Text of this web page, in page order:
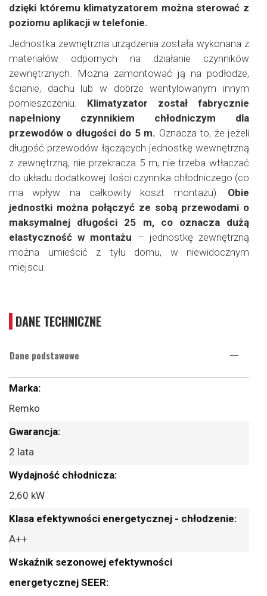
dzięki któremu klimatyzatorem można sterować z
poziomu aplikacji w telefonie.
Jednostka zewnętrzna urządzenia została wykonana z
materiałów odpornych na działanie czynników
zewnętrznych. Można zamontować ją na podłodze,
ścianie, dachu lub w dobrze wentylowanym innym
pomieszczeniu. Klimatyzator został fabrycznie
napełniony czynnikiem chłodniczym dla
przewodów o długości do 5 m. Oznacza to, że jeżeli
długość przewodów łączących jednostkę wewnętrzną
z zewnętrzną, nie przekracza 5 m, nie trzeba wtłaczać
do układu dodatkowej ilości czynnika chłodniczego (co
ma wpływ na całkowity koszt montażu). Obie
jednostki można połączyć ze sobą przewodami o
maksymalnej długości 25 m, co oznacza dużą
elastyczność w montażu – jednostkę zewnętrzną
można umieścić z tyłu domu, w niewidocznym
miejscu.
DANE TECHNICZNE
Dane podstawowe
Więcej
Remko
2 lata
2,60 kW
A++